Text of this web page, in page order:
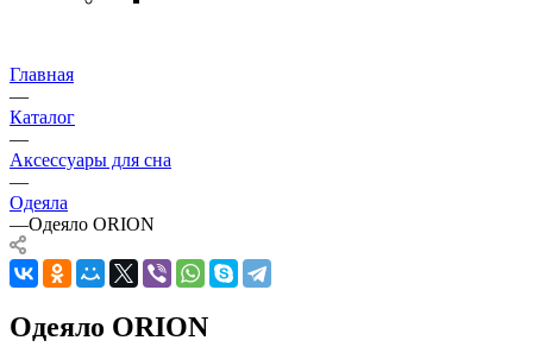
Главная
—
Каталог
—
Аксессуары для сна
—
Одеяла
—Одеяло ORION
Одеяло ORION